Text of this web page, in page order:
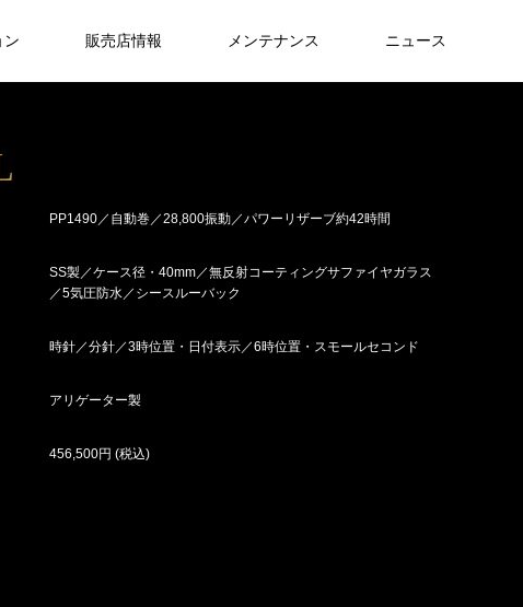
ン 販売店情報 メンテナンス ニュース
PP1490／自動巻／28,800振動／パワーリザーブ約42時間
SS製／ケース径・40mm／無反射コーティングサファイヤガラス
／5気圧防水／シースルーバック
時針／分針／3時位置・日付表示／6時位置・スモールセコンド
アリゲーター製
456,500円 (税込)